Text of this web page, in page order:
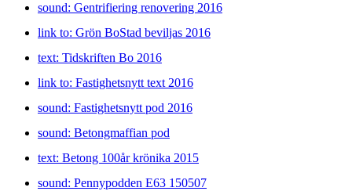
sound: Gentrifiering renovering 2016
link to: Grön BoStad beviljas 2016
text: Tidskriften Bo 2016
link to: Fastighetsnytt text 2016
sound: Fastighetsnytt pod 2016
sound: Betongmaffian pod
text: Betong 100år krönika 2015
sound: Pennypodden E63 150507